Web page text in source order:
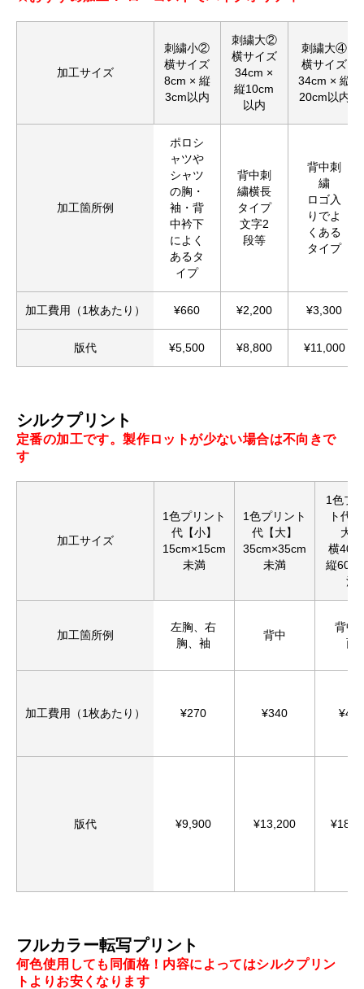
加工サイズ
刺繍小②
横サイズ
8cm × 縦
3cm以内
刺繍大②
横サイズ
34cm ×
縦10cm
以内
刺繍大④
横サイズ
34cm × 縦
20cm以内
加工箇所例
ポロシ
ャツや
シャツ
の胸・
袖・背
中衿下
によく
あるタ
イプ
背中刺
繍横長
タイプ
文字2
段等
背中刺
繍
ロゴ入
りでよ
くある
タイプ
加工費用（1枚あたり） ¥660 ¥2,200 ¥3,300
版代 ¥5,500 ¥8,800 ¥11,000
シルクプリント
定番の加工です。製作ロットが少ない場合は不向きで
す
加工サイズ
1色プリント
代【小】
15cm×15cm
未満
1色プリント
代【大】
35cm×35cm
未満
1色プ
ト代
大】
横
縦
満
加工箇所例
左胸、右
胸、袖
背中
背中
面
加工費用（1枚あたり） ¥270 ¥340 ¥440
版代 ¥9,900 ¥13,200
フルカラー転写プリント
何色使用しても同価格！内容によってはシルクプリン
トよりお安くなります